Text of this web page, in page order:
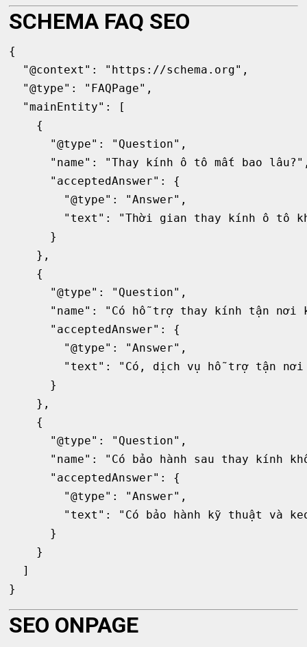
SCHEMA FAQ SEO
{
  "@context": "https://schema.org",
  "@type": "FAQPage",
  "mainEntity": [
    {
      "@type": "Question",
"name": "Thay kính ô tô mất bao
      "acceptedAnswer": {
        "@type": "Answer",
"text": "Thời gian thay kính ô tô
      }
    },
    {
      "@type": "Question",
"name": "Có hỗ trợ thay kính tận nơi
      "acceptedAnswer": {
        "@type": "Answer",
"text": "Có, dịch vụ hỗ trợ tận
      }
    },
    {
      "@type": "Question",
"name": "Có bảo hành sau thay kính
      "acceptedAnswer": {
        "@type": "Answer",
"text": "Có bảo hành kỹ thuật và
      }
    }
  ]
SEO ONPAGE